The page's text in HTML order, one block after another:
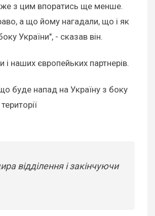
з цим впоратись ще менше.
а що йому нагадали, що і як
України", - сказав він.
наших європейьких партнерів.
буде напад на Україну з боку
відділення і закінчуючи